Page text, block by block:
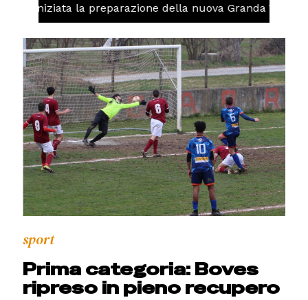
iniziata la preparazione della nuova Granda Volley
sport
Prima categoria: Boves
ripreso in pieno recupero